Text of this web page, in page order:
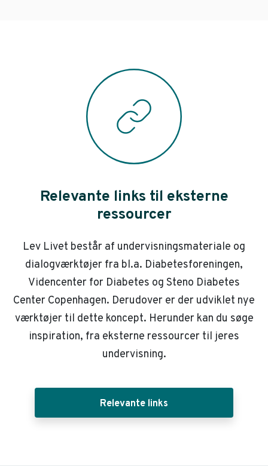
Relevante links til eksterne
ressourcer
Lev Livet består af undervisningsmateriale og
dialogværktøjer fra bl.a. Diabetesforeningen,
Videncenter for Diabetes og Steno Diabetes
Center Copenhagen. Derudover er der udviklet nye
værktøjer til dette koncept. Herunder kan du søge
inspiration, fra eksterne ressourcer til jeres
undervisning.
Relevante links